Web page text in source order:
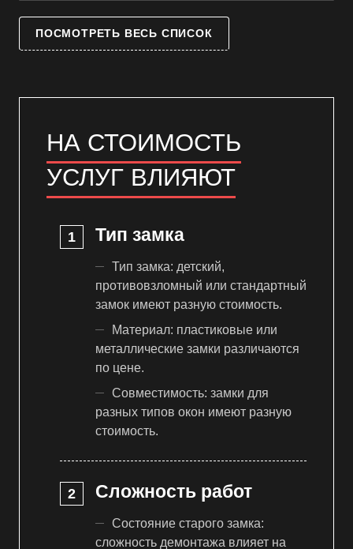
ПОСМОТРЕТЬ ВЕСЬ СПИСОК
НА СТОИМОСТЬ
УСЛУГ ВЛИЯЮТ
Тип замка
Тип замка: детский,
противовзломный или стандартный
замок имеют разную стоимость.
Материал: пластиковые или
металлические замки различаются
по цене.
Совместимость: замки для
разных типов окон имеют разную
стоимость.
Сложность работ
Состояние старого замка:
сложность демонтажа влияет на